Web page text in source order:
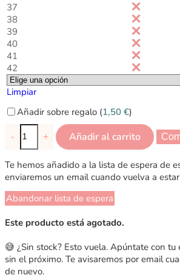
37
38
39
40
41
42
Limpiar
Añadir sobre regalo (1,50 €)
- + Añadir al carrito
Te hemos añadido a la lista de espera de
enviaremos un email cuando vuelva a
Abandonar lista de espera
Este producto está agotado.
😅 ¿Sin stock? Esto vuela. Apúntate con
sin el próximo. Te avisaremos por email
de nuevo.